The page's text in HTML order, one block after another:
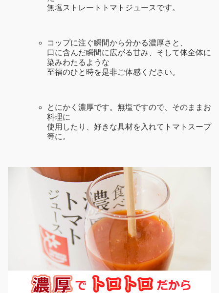
無塩ストレートトマトジュースです。
コップに注ぐ瞬間から分かる濃厚さと、
口に含んだ瞬間に広がる甘み、そして体全体に
染みわたるような
至福のひと時を是非ご体感ください。
とにかく濃厚です。無塩ですので、そのままお
料理に
使用したり、好きな具材を入れてトマトスープ
等に。